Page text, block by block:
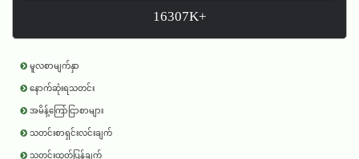
16307K+
မူလစာမျက်နှာ
နောက်ဆုံးရသတင်း
အမိန့်ကြော်ငြာစာများ
သတင်းစာရှင်းလင်းချက်
သတင်းထုတ်ပြန်ချက်